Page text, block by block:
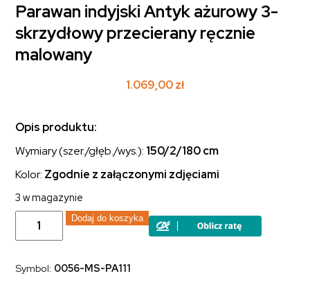
Parawan indyjski Antyk ażurowy 3-
skrzydłowy przecierany ręcznie
malowany
1.069,00zł
Opis produktu:
Wymiary (szer./głęb./wys.): 150/2/180 cm
Kolor: Zgodnie z załączonymi zdjęciami
3 w magazynie
ilość
Parawan
indyjski
3-
Dodaj do koszyka
Symbol: 0056-MS-PA111